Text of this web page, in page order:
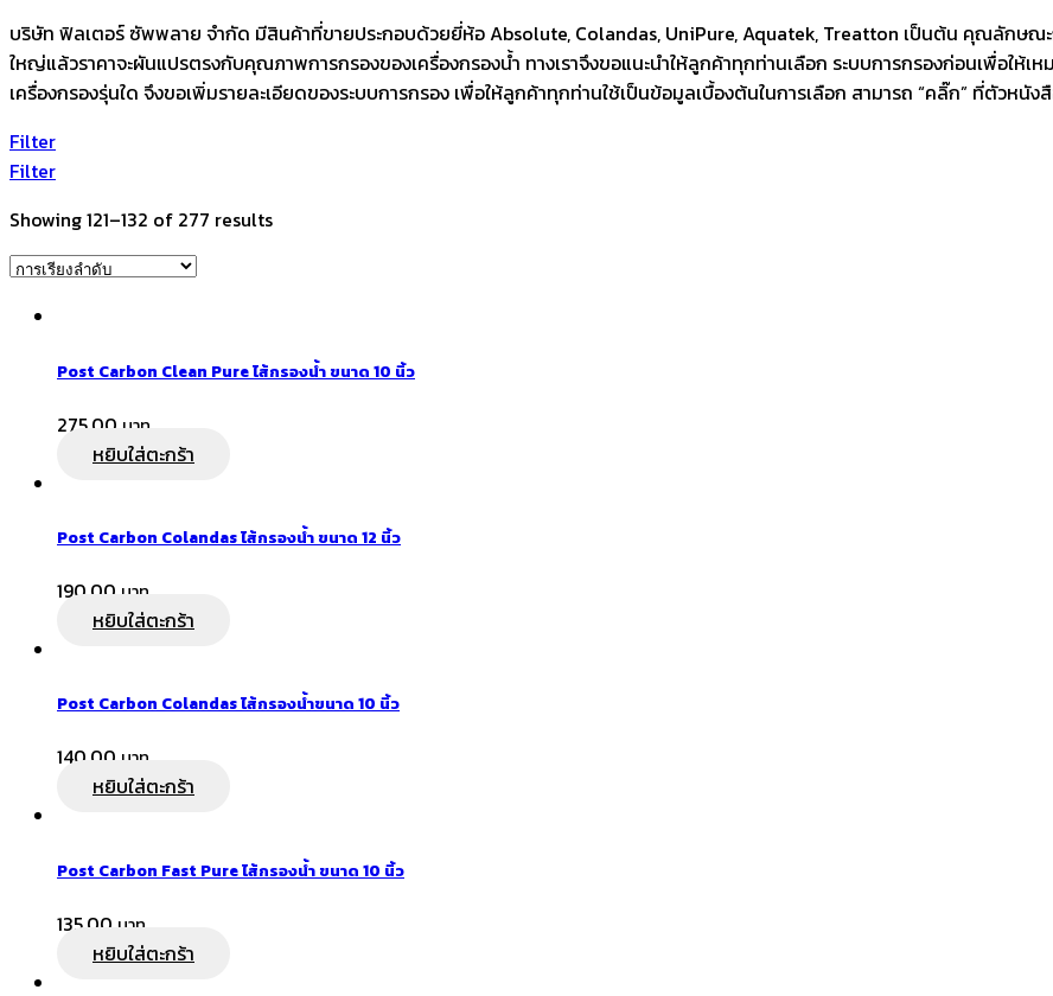
บริษัท ฟิลเตอร์ ซัพพลาย จำกัด มีสินค้าที่ขายประกอบด้วยยี่ห้อ Absolute, Colandas, UniPure, Aquatek, Treatton เป็นต้น คุณลักษณะ
ใหญ่แล้วราคาจะผันแปรตรงกับคุณภาพการกรองของเครื่องกรองน้ำ ทางเราจึงขอแนะนำให้ลูกค้าทุกท่านเลือก ระบบการกรองก่อนเพื่อให้เ
เครื่องกรองรุ่นใด จึงขอเพิ่มรายละเอียดของระบบการกรอง เพื่อให้ลูกค้าทุกท่านใช้เป็นข้อมูลเบื้องต้นในการเลือก สามารถ “คลิ๊ก” ที่ตัวหนั
Filter
Filter
Showing 121–132 of 277 results
Post Carbon Clean Pure ไส้กรองน้ำ ขนาด 10 นิ้ว
275.00
หยิบใส่ตะกร้า
Post Carbon Colandas ไส้กรองน้ำ ขนาด 12 นิ้ว
190.00
หยิบใส่ตะกร้า
Post Carbon Colandas ไส้กรองน้ำขนาด 10 นิ้ว
140.00
หยิบใส่ตะกร้า
Post Carbon Fast Pure ไส้กรองน้ำ ขนาด 10 นิ้ว
135.00
หยิบใส่ตะกร้า